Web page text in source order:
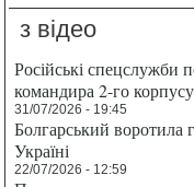
з відео
Російські спецслужби
командира 2-го
31/07/2026 - 19:45
Болгарський воротила
Україні
22/07/2026 - 12:59